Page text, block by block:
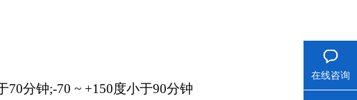
70分钟;-70 ~ +150度小于90分钟
在线咨询